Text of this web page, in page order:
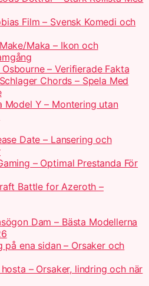
Film – Svensk Komedi och
Maka – Ikon och
– Verifierade Fakta
Chords – Spela Med
Model Y – Montering utan
Date – Lansering och
– Optimal Prestanda För
Battle for Azeroth –
Dam – Bästa Modellerna
på ena sidan – Orsaker och
– Orsaker, lindring och när